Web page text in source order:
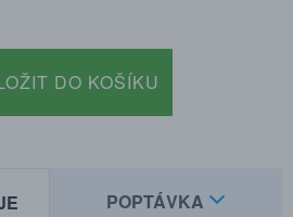
DO KOŠÍKU
POPTÁVKA